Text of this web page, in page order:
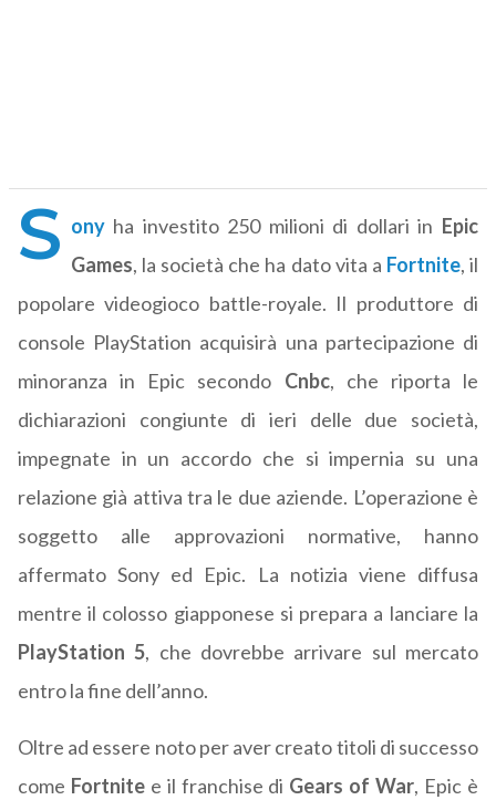
S ony ha investito 250 milioni di dollari in Epic
Games, la società che ha dato vita a Fortnite, il
popolare videogioco battle-royale. Il produttore di
console PlayStation acquisirà una partecipazione di
minoranza in Epic secondo Cnbc, che riporta le
dichiarazioni congiunte di ieri delle due società,
impegnate in un accordo che si impernia su una
relazione già attiva tra le due aziende. L’operazione è
soggetto alle approvazioni normative, hanno
affermato Sony ed Epic. La notizia viene diffusa
mentre il colosso giapponese si prepara a lanciare la
PlayStation 5, che dovrebbe arrivare sul mercato
entro la fine dell’anno.
Oltre ad essere noto per aver creato titoli di successo
come Fortnitee il franchise di Gears of War, Epic è